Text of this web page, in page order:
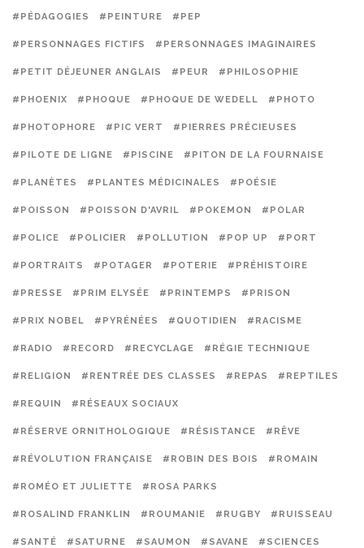
#PÉDAGOGIES #PEINTURE #PEP
#PERSONNAGES FICTIFS #PERSONNAGES IMAGINAIRES
#PETIT DÉJEUNER ANGLAIS #PEUR #PHILOSOPHIE
#PHOENIX #PHOQUE #PHOQUE DE WEDELL #PHOTO
#PHOTOPHORE #PIC VERT #PIERRES PRÉCIEUSES
#PILOTE DE LIGNE #PISCINE #PITON DE LA FOURNAISE
#PLANÈTES #PLANTES MÉDICINALES #POÉSIE
#POISSON #POISSON D'AVRIL #POKEMON #POLAR
#POLICE #POLICIER #POLLUTION #POP UP #PORT
#PORTRAITS #POTAGER #POTERIE #PRÉHISTOIRE
#PRESSE #PRIM ELYSÉE #PRINTEMPS #PRISON
#PRIX NOBEL #PYRÉNÉES #QUOTIDIEN #RACISME
#RADIO #RECORD #RECYCLAGE #RÉGIE TECHNIQUE
#RELIGION #RENTRÉE DES CLASSES #REPAS #REPTILES
#REQUIN #RÉSEAUX SOCIAUX
#RÉSERVE ORNITHOLOGIQUE #RÉSISTANCE #RÊVE
#RÉVOLUTION FRANÇAISE #ROBIN DES BOIS #ROMAIN
#ROMÉO ET JULIETTE #ROSA PARKS
#ROSALIND FRANKLIN #ROUMANIE #RUGBY #RUISSEAU
#SANTÉ #SATURNE #SAUMON #SAVANE #SCIENCES